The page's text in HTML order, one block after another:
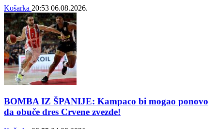
Košarka 20:53 06.08.2026.
BOMBA IZ ŠPANIJE: Kampaco bi mogao ponovo
da obuče dres Crvene zvezde!